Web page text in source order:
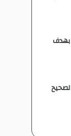
بهدف